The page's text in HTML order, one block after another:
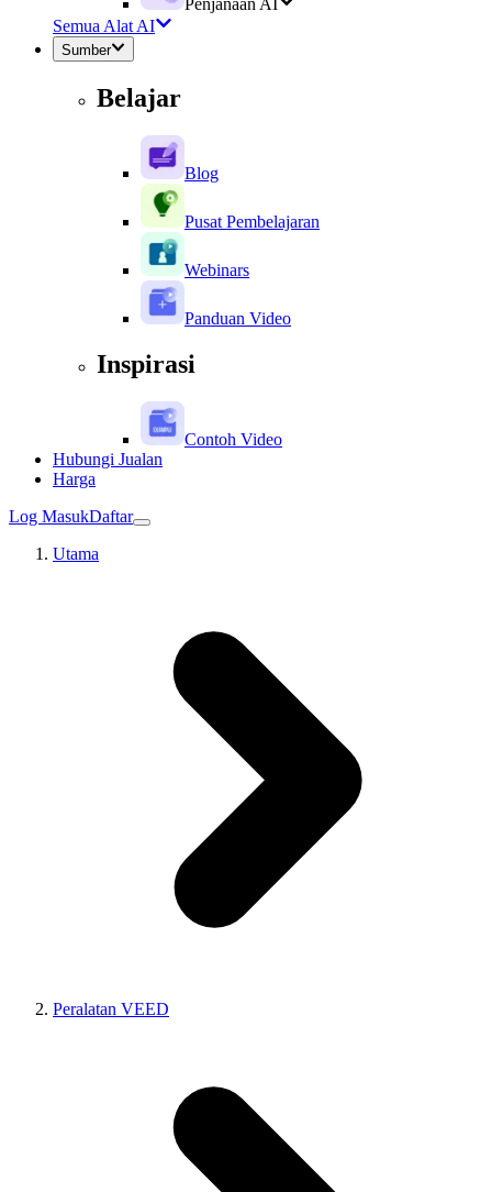
Penjanaan AI
Semua Alat AI
Sumber
Belajar
Blog
Pusat Pembelajaran
Webinars
Panduan Video
Inspirasi
Contoh Video
Hubungi Jualan
Harga
Log MasukDaftar
Utama
Peralatan VEED